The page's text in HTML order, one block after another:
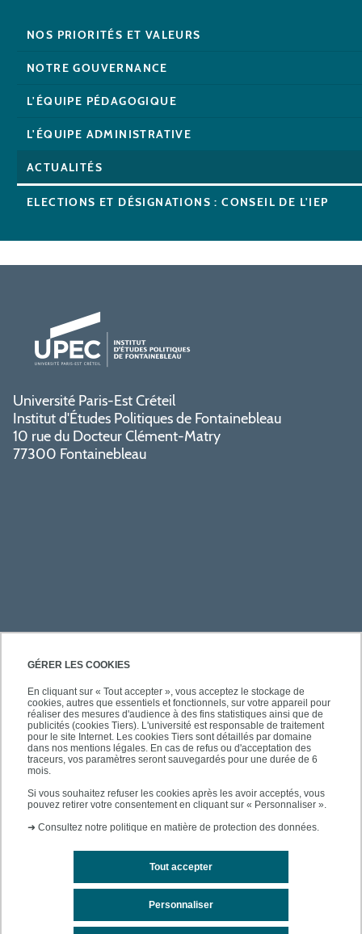
GÉRER LES COOKIES
En cliquant sur « Tout accepter », vous acceptez le stockage de
cookies, autres que essentiels et fonctionnels, sur votre appareil pour
réaliser des mesures d'audience à des fins statistiques ainsi que de
publicités (cookies Tiers). L'université est responsable de traitement
pour le site Internet. Les cookies Tiers sont détaillés par domaine
dans nos mentions légales. En cas de refus ou d'acceptation des
traceurs, vos paramètres seront sauvegardés pour une durée de 6
mois.
Si vous souhaitez refuser les cookies après les avoir acceptés, vous
pouvez retirer votre consentement en cliquant sur « Personnaliser ».
➜ Consultez notre politique en matière de protection des données.
Tout accepter
Personnaliser
NOS PRIORITÉS ET VALEURS
NOTRE GOUVERNANCE
L'ÉQUIPE PÉDAGOGIQUE
L'ÉQUIPE ADMINISTRATIVE
ACTUALITÉS
ELECTIONS ET DÉSIGNATIONS : CONSEIL DE L'IEP
Université Paris-Est Créteil
Institut d'Études Politiques de Fontainebleau
10 rue du Docteur Clément-Matry
77300 Fontainebleau
PRATIQUE
ACCÈS RAPIDES
SUIVEZ-NOUS
Mentions légales Contacts Plan du site